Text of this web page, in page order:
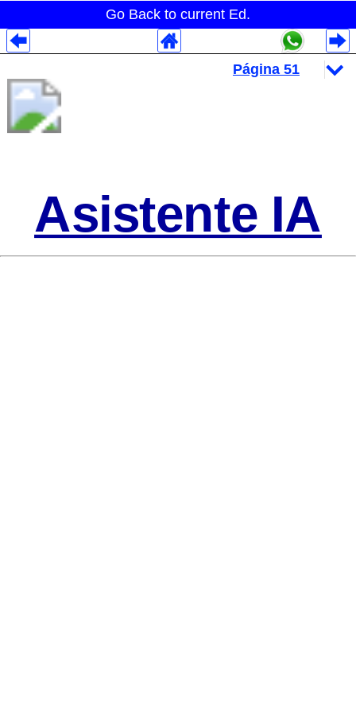
Go Back to current Ed.
Asistente IA
Despliegues Analytics
Despliegues Totales
Despliegues por Rubros